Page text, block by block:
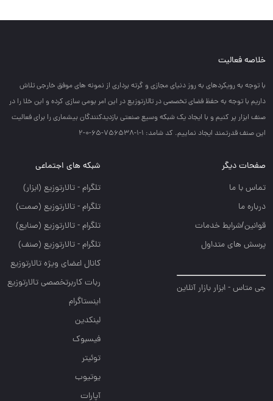
خلاصه فعالیت
با توجه به رويكردهاي به روز دنياي مجازي و گرته برداري از نمونه هاي موفق خارجي تلاش
داريم با توجه به حفظ فضاي تخصصي در تالارتوزيع در اين امر بومي سازي كرده و اين خلا را در
صنف ابزار پر كنيم و با ايجاد يك شبكه وسيع صنعتي بازديدكنندگان بيشماري را براي فعاليت
اين صنف قدرتمند ايجاد نماييم. کد شامد: 1-1-756538-65-0-2
صفحات دیگر
تماس با ما
درباره ما
قوانین/شرایط خدمات
پرسش های متداول
جی متاس - ابزار بازار آنلاین
شبکه های اجتماعی
تلگرام - تالارتوزيع (ابزار)
تلگرام - تالارتوزيع (صمت)
تلگرام - تالارتوزيع (صنايع)
تلگرام - تالارتوزیع (صنف)
کانال اعضای ویژه تالارتوزیع
ربات کاربرتخصصی تالارتوزیع
اینستاگرام
لینکدین
فیسبوک
توئیتر
یوتیوب
آپارات